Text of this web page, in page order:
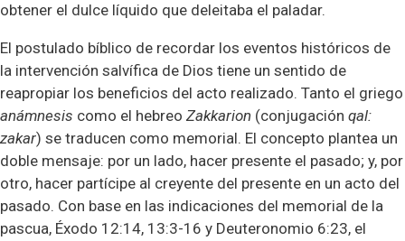
obtener el dulce líquido que deleitaba el paladar.
El postulado bíblico de recordar los eventos históricos de
la intervención salvífica de Dios tiene un sentido de
reapropiar los beneficios del acto realizado. Tanto el griego
anámnesis como el hebreo Zakkarion (conjugación qal:
zakar) se traducen como memorial. El concepto plantea un
doble mensaje: por un lado, hacer presente el pasado; y, por
otro, hacer partícipe al creyente del presente en un acto del
pasado. Con base en las indicaciones del memorial de la
pascua, Éxodo 12:14, 13:3-16 y Deuteronomio 6:23, el